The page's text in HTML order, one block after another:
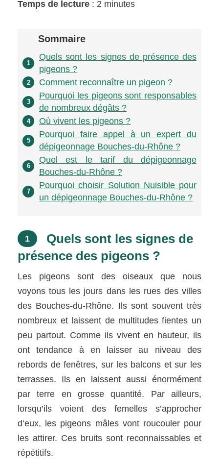
Temps de lecture : 2 minutes
Sommaire
1
Quels sont les signes de présence des
pigeons ?
2 Comment reconnaître un pigeon ?
3
Pourquoi les pigeons sont responsables
de nombreux dégâts ?
4 Où vivent les pigeons ?
5
Pourquoi faire appel à un expert du
dépigeonnage Bouches-du-Rhône ?
6
Quel est le tarif du dépigeonnage
Bouches-du-Rhône ?
7
Pourquoi choisir Solution Nuisible pour
un dépigeonnage Bouches-du-Rhône ?
1
Quels sont les signes de
présence des pigeons ?
Les pigeons sont des oiseaux que nous
voyons tous les jours dans les rues des villes
des Bouches-du-Rhône. Ils sont souvent très
nombreux et laissent de multitudes fientes un
peu partout. Comme ils vivent en hauteur, ils
ont tendance à en laisser au niveau des
rebords de fenêtres, sur les balcons et sur les
terrasses. Ils en laissent aussi énormément
par terre en grosse quantité. Par ailleurs,
lorsqu’ils voient des femelles s’approcher
d’eux, les pigeons mâles vont roucouler pour
les attirer. Ces bruits sont reconnaissables et
répétitifs.